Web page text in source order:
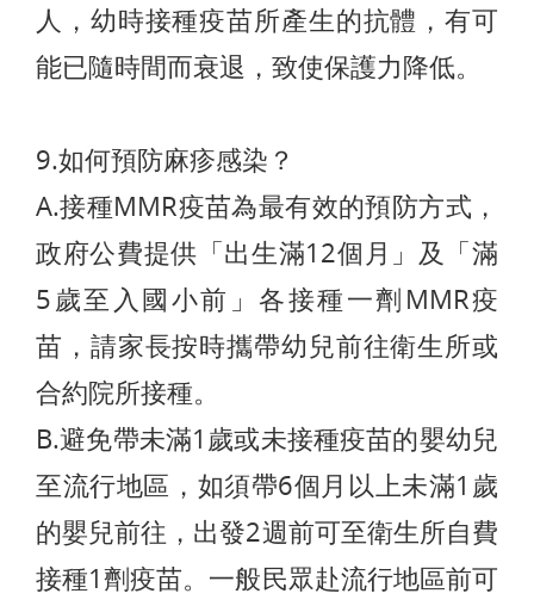
人，幼時接種疫苗所產生的抗體，有可
能已隨時間而衰退，致使保護力降低。
9.如何預防麻疹感染？
A.接種MMR疫苗為最有效的預防方式，
政府公費提供「出生滿12個月」及「滿
5歲至入國小前」各接種一劑MMR疫
苗，請家長按時攜帶幼兒前往衛生所或
合約院所接種。
B.避免帶未滿1歲或未接種疫苗的嬰幼兒
至流行地區，如須帶6個月以上未滿1歲
的嬰兒前往，出發2週前可至衛生所自費
接種1劑疫苗。一般民眾赴流行地區前可